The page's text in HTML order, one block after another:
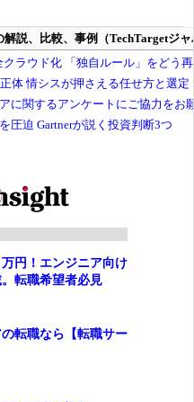
円！エンジニア向け
転職希望者必見
転職なら【転職サー